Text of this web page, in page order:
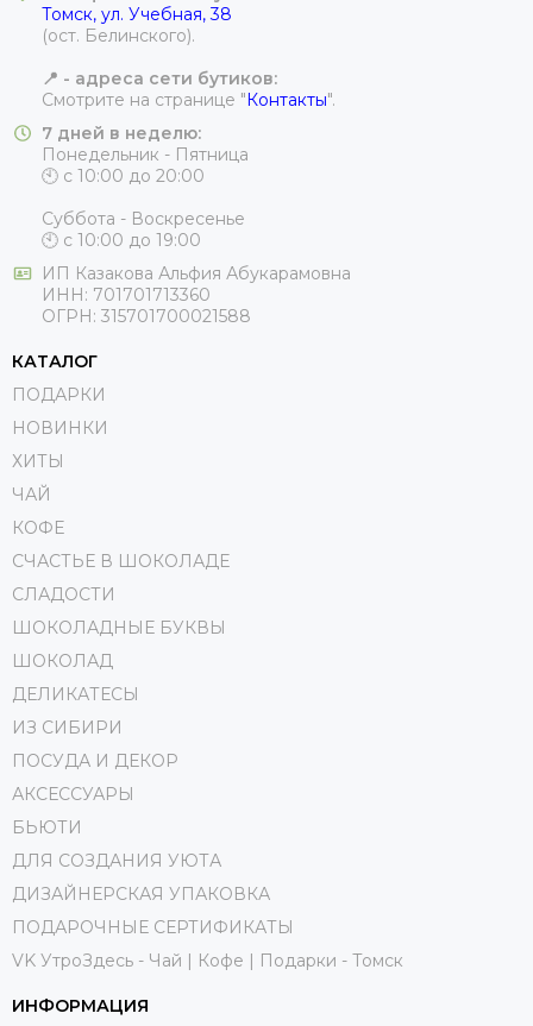
Томск, ул. Учебная, 38
(ост. Белинского).
📍 - адреса сети бутиков:
Смотрите на странице "Контакты".
7 дней в неделю:
Понедельник - Пятница
🕙 с 10:00 до 20:00
Суббота - Воскресенье
🕙 с 10:00 до 19:00
ИП Казакова Альфия Абукарамовна
ИНН: 701701713360
ОГРН: 315701700021588
КАТАЛОГ
ПОДАРКИ
НОВИНКИ
ХИТЫ
ЧАЙ
КОФЕ
СЧАСТЬЕ В ШОКОЛАДЕ
СЛАДОСТИ
ШОКОЛАДНЫЕ БУКВЫ
ШОКОЛАД
ДЕЛИКАТЕСЫ
ИЗ СИБИРИ
ПОСУДА И ДЕКОР
АКСЕССУАРЫ
БЬЮТИ
ДЛЯ СОЗДАНИЯ УЮТА
ДИЗАЙНЕРСКАЯ УПАКОВКА
ПОДАРОЧНЫЕ СЕРТИФИКАТЫ
VK УтроЗдесь - Чай | Кофе | Подарки - Томск
ИНФОРМАЦИЯ